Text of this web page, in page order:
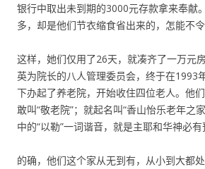
银行中取出未到期的3000元存款拿来奉献
多，却是他们节衣缩食省出来的，怎能不令
这样，她们仅用了26天，就凑齐了一万元
英为院长的八人管理委员会，终于在1993
下办起了养老院，开始收住四位老人。他
敢叫“敬老院”；就起名叫“香山怡乐老年之
中的“以勒”一词谐音，就是主耶和华神必有
的确，他们这个家从无到有，从小到大都